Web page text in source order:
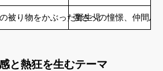
被り物をかぶった野生児強さへの憧憬、仲間思
と熱狂を生むテーマ